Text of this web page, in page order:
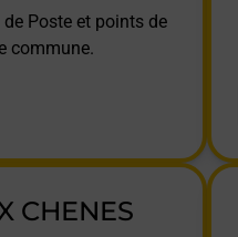
Poste et points de
commune.
CHENES